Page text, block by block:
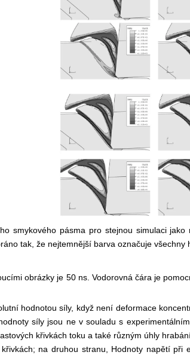
smykového pásma pro stejnou simulaci
tak, že nejtemnější barva označuje všechny
obrázky je 50 ns. Vodorovná čára je
hodnotou síly, když není deformace
síly jsou ne v souladu s
křivkách toku a také různým úhly
na druhou stranu, Hodnoty napětí při